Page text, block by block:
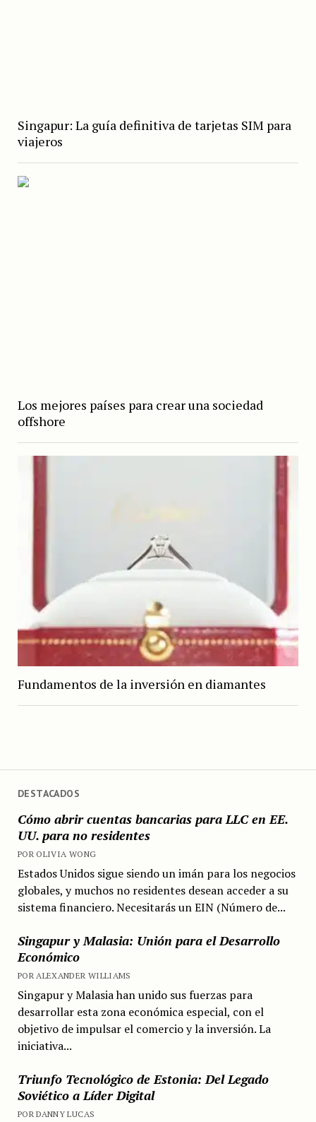
DESTACADOS
Cómo abrir cuentas bancarias para LLC en EE.
UU. para no residentes
POR OLIVIA WONG
Estados Unidos sigue siendo un imán para los negocios
globales, y muchos no residentes desean acceder a su
sistema financiero. Necesitarás un EIN (Número de...
Singapur y Malasia: Unión para el Desarrollo
Económico
POR ALEXANDER WILLIAMS
Singapur y Malasia han unido sus fuerzas para
desarrollar esta zona económica especial, con el
objetivo de impulsar el comercio y la inversión. La
iniciativa...
Triunfo Tecnológico de Estonia: Del Legado
Soviético a Líder Digital
POR DANNY LUCAS
Singapur: La guía definitiva de tarjetas SIM para
viajeros
Los mejores países para crear una sociedad
offshore
Fundamentos de la inversión en diamantes